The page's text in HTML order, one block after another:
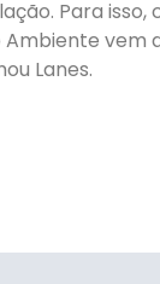
Para
vem
Lanes.